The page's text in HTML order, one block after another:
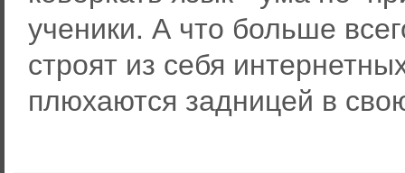
ученики. А что больше
строят из себя
плюхаются задницей в